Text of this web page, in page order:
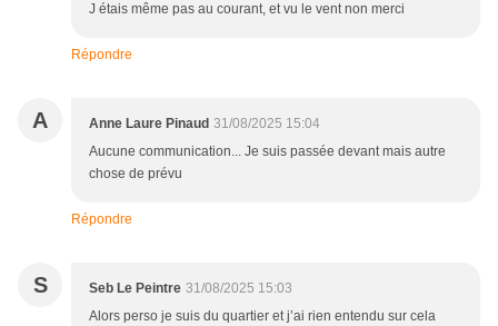
J étais même pas au courant, et vu le vent non merci
Répondre
A Anne Laure Pinaud 31/08/2025 15:04
Aucune communication... Je suis passée devant mais autre
chose de prévu
Répondre
S Seb Le Peintre 31/08/2025 15:03
Alors perso je suis du quartier et j’ai rien entendu sur cela